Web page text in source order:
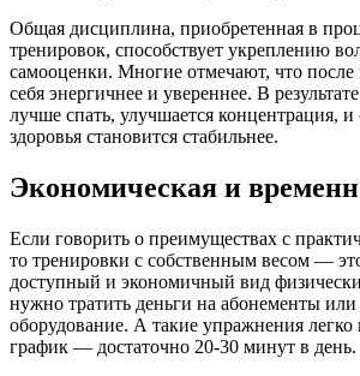
Общая дисциплина, приобретенная в
тренировок, способствует укреплению
самооценки. Многие отмечают, что после
себя энергичнее и увереннее. В
лучше спать, улучшается концентрация, и
здоровья становится стабильнее.
Экономическая и
Если говорить о преимуществах с
то тренировки с собственным весом —
доступный и экономичный вид
нужно тратить деньги на абонементы или
оборудование. А такие упражнения
график — достаточно 20-30 минут в день.